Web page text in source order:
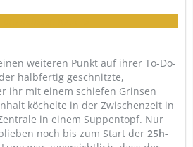
weiteren Punkt auf ihrer To-Do-
halbfertig geschnitzte,
ihr mit einem schiefen Grinsen
köchelte in der Zwischenzeit in
in einem Suppentopf. Nur
noch bis zum Start der 25h-